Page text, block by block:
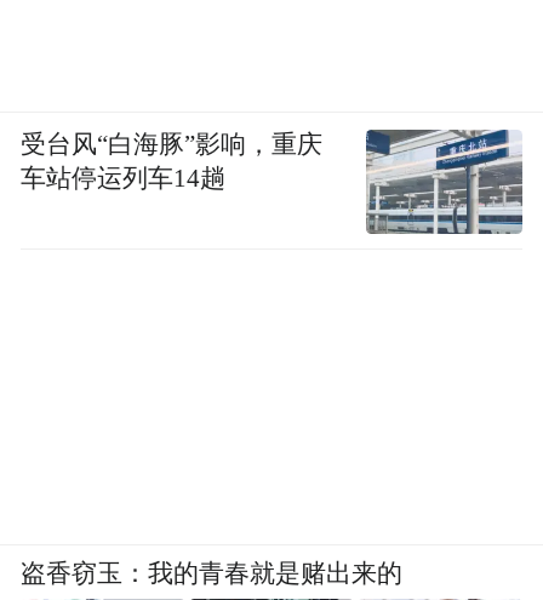
受台风“白海豚”影响，重庆
车站停运列车14趟
盗香窃玉：我的青春就是赌出来的